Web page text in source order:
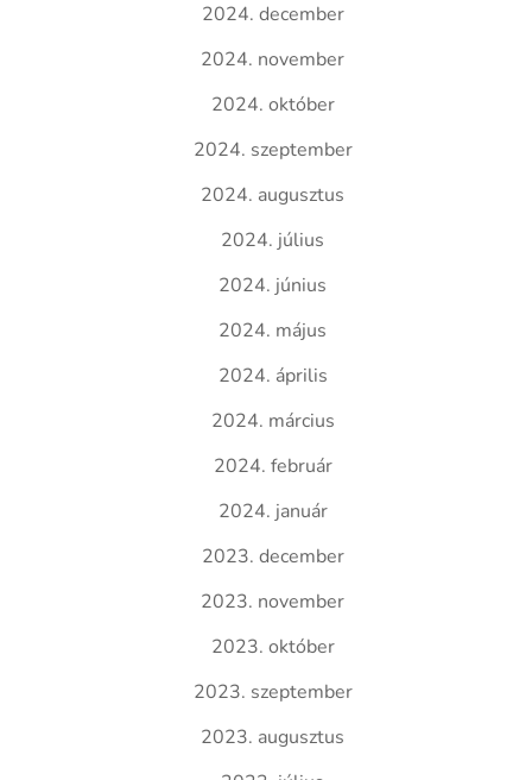
2024. december
2024. november
2024. október
2024. szeptember
2024. augusztus
2024. július
2024. június
2024. május
2024. április
2024. március
2024. február
2024. január
2023. december
2023. november
2023. október
2023. szeptember
2023. augusztus